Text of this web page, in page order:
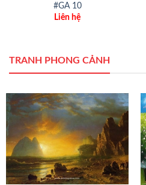
#GA 10
Liên hệ
TRANH PHONG CẢNH